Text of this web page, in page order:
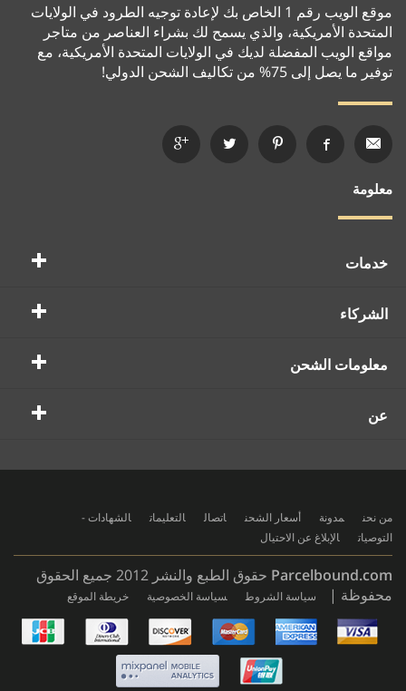
موقع الويب رقم 1 الخاص بك لإعادة توجيه الطرود في الولايات
المتحدة الأمريكية، والذي يسمح لك بشراء العناصر من متاجر
مواقع الويب المفضلة لديك في الولايات المتحدة الأمريكية، مع
توفير ما يصل إلى 75% من تكاليف الشحن الدولي!
معلومة
خدمات
الشركاء
معلومات الشحن
عن
من نحن مدونة أسعار الشحن اتصال التعليمات
الشهادات -
التوصيات
الإبلاغ عن الاحتيال
Parcelbound.com
حقوق الطبع والنشر 2012 جميع الحقوق
محفوظة |
سياسة الشروط سياسة الخصوصية
خريطة الموقع
AMERICAN
EXPRESS